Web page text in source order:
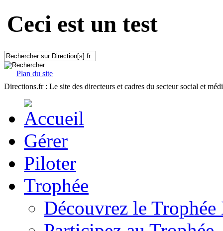
Ceci est un test
Plan du site
Directions.fr : Le site des directeurs et cadres du secteur social et
Gérer
Piloter
Trophée
Découvrez le